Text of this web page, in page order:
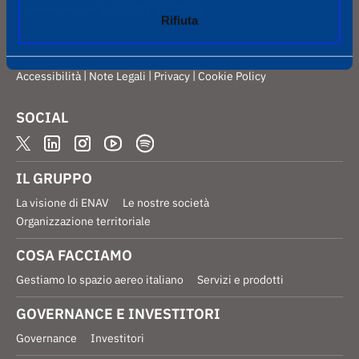
Rifiuta
Accessibilità | Note Legali | Privacy | Cookie Policy
SOCIAL
IL GRUPPO
La visione di ENAV
Le nostre società
Organizzazione territoriale
COSA FACCIAMO
Gestiamo lo spazio aereo italiano Servizi e prodotti
GOVERNANCE E INVESTITORI
Governance Investitori